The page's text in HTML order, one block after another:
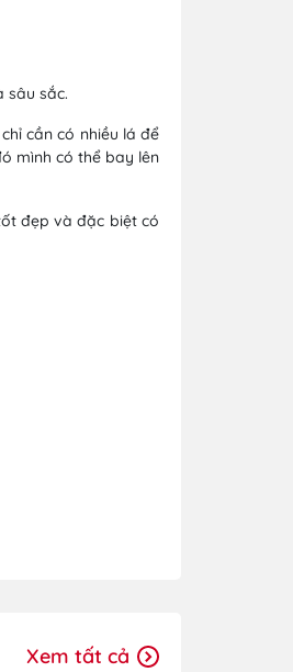
sâu sắc.
cần có nhiều lá để
mình có thể bay lên
đẹp và đặc biệt có
Xem tất cả